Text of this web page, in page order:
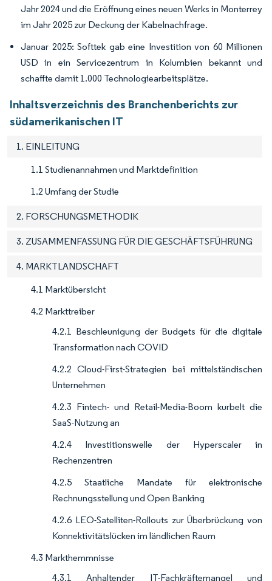
Jahr 2024 und die Eröffnung eines neuen Werks in Monterrey
im Jahr 2025 zur Deckung der Kabelnachfrage.
Januar 2025: Softtek gab eine Investition von 60 Millionen
USD in ein Servicezentrum in Kolumbien bekannt und
schaffte damit 1.000 Technologiearbeitsplätze.
Inhaltsverzeichnis des Branchenberichts zur
südamerikanischen IT
1. EINLEITUNG
1.1 Studienannahmen und Marktdefinition
1.2 Umfang der Studie
2. FORSCHUNGSMETHODIK
3. ZUSAMMENFASSUNG FÜR DIE GESCHÄFTSFÜHRUNG
4. MARKTLANDSCHAFT
4.1 Marktübersicht
4.2 Markttreiber
4.2.1 Beschleunigung der Budgets für die digitale
Transformation nach COVID
4.2.2 Cloud-First-Strategien bei mittelständischen
Unternehmen
4.2.3 Fintech- und Retail-Media-Boom kurbelt die
SaaS-Nutzung an
4.2.4 Investitionswelle der Hyperscaler in
Rechenzentren
4.2.5 Staatliche Mandate für elektronische
Rechnungsstellung und Open Banking
4.2.6 LEO-Satelliten-Rollouts zur Überbrückung von
Konnektivitätslücken im ländlichen Raum
4.3 Markthemmnisse
4.3.1 Anhaltender IT-Fachkräftemangel und